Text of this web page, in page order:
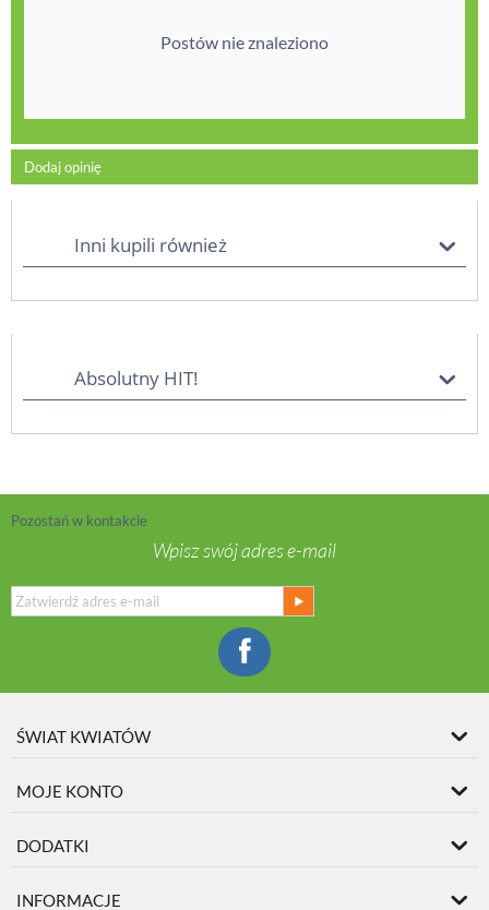
Postów nie znaleziono
Dodaj opinię
Inni kupili również
Absolutny HIT!
Pozostań w kontakcie
Wpisz swój adres e-mail
ŚWIAT KWIATÓW
MOJE KONTO
DODATKI
INFORMACJE